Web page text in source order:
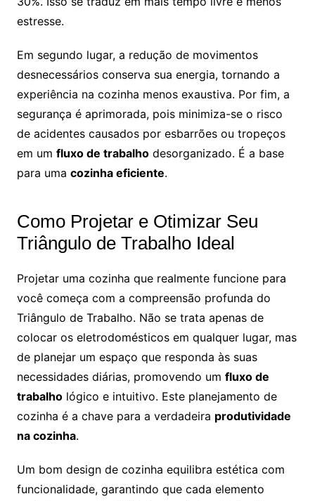
estresse.
Em segundo lugar, a redução de movimentos
desnecessários conserva sua energia, tornando a
experiência na cozinha menos exaustiva. Por fim, a
segurança é aprimorada, pois minimiza-se o risco
de acidentes causados por esbarrões ou tropeços
em um fluxo de trabalhodesorganizado. É a base
para uma cozinha eficiente.
Como Projetar e Otimizar Seu
Triângulo de Trabalho Ideal
Projetar uma cozinha que realmente funcione para
você começa com a compreensão profunda do
Triângulo de Trabalho. Não se trata apenas de
colocar os eletrodomésticos em qualquer lugar, mas
de planejar um espaço que responda às suas
necessidades diárias, promovendo um fluxo de
trabalhológico e intuitivo. Este planejamento de
cozinha é a chave para a verdadeira produtividade
na cozinha.
Um bom design de cozinha equilibra estética com
funcionalidade, garantindo que cada elemento